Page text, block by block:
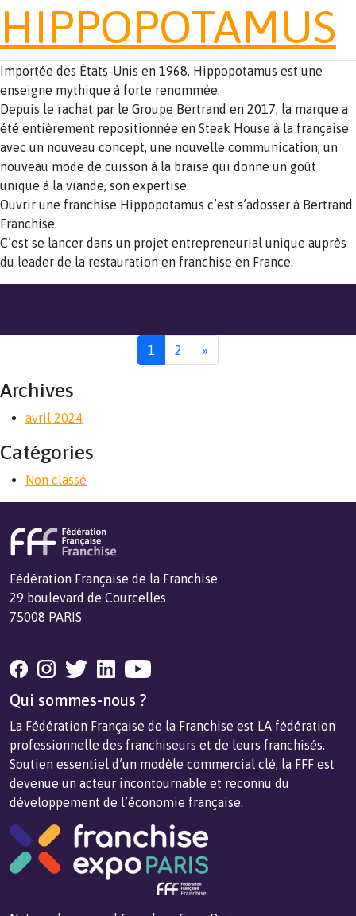
HIPPOPOTAMUS
Importée des États-Unis en 1968, Hippopotamus est une
enseigne mythique à forte renommée.
Depuis le rachat par le Groupe Bertrand en 2017, la marque a
été entièrement repositionnée en Steak House à la française
avec un nouveau concept, une nouvelle communication, un
nouveau mode de cuisson à la braise qui donne un goût
unique à la viande, son expertise.
Ouvrir une franchise Hippopotamus c’est s’adosser à Bertrand
Franchise.
C’est se lancer dans un projet entrepreneurial unique auprès
du leader de la restauration en franchise en France.
1 2 »
Archives
avril 2024
Catégories
Non classé
Fédération Française de la Franchise
29 boulevard de Courcelles
75008 PARIS
Qui sommes-nous ?
La Fédération Française de la Franchise est LA fédération
professionnelle des franchiseurs et de leurs franchisés.
Soutien essentiel d’un modèle commercial clé, la FFF est
devenue un acteur incontournable et reconnu du
développement de l’économie française.